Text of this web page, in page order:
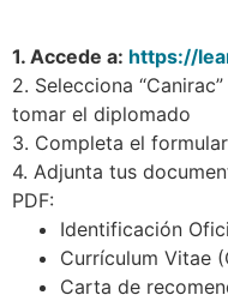
1. Accede a: https://
2. Selecciona
tomar el diplomado
3. Completa el
4. Adjunta tus
PDF:
Identificación
Currículum Vitae
Carta de